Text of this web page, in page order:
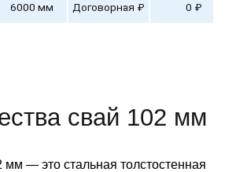
6000 мм Договорная ₽ 0 ₽
свай 102 мм
мм — это стальная толстостенная